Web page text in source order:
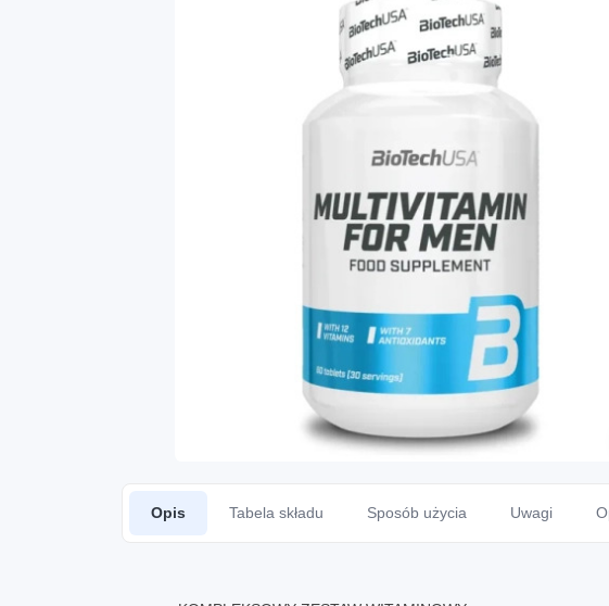
Opis Tabela składu Sposób użycia Uwagi